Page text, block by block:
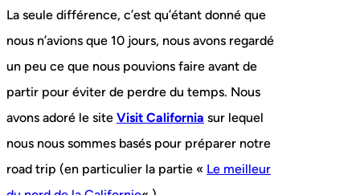
La seule différence, c’est qu’étant donné que
nous n’avions que 10 jours, nous avons regardé
un peu ce que nous pouvions faire avant de
partir pour éviter de perdre du temps. Nous
avons adoré le site Visit California sur lequel
nous nous sommes basés pour préparer notre
road trip (en particulier la partie « Le meilleur